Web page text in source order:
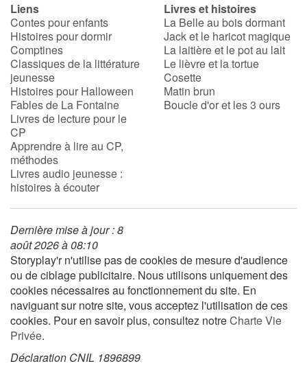
Liens
Contes pour enfants
Histoires pour dormir
Comptines
Classiques de la littérature
jeunesse
Histoires pour Halloween
Fables de La Fontaine
Livres de lecture pour le
CP
Apprendre à lire au CP,
méthodes
Livres audio jeunesse :
histoires à écouter
Livres et histoires
La Belle au bois dormant
Jack et le haricot magique
La laitière et le pot au lait
Le lièvre et la tortue
Cosette
Matin brun
Boucle d'or et les 3 ours
Dernière mise à jour : 8
août 2026 à 08:10
Storyplay'r n'utilise pas de cookies de mesure d'audience
ou de ciblage publicitaire. Nous utilisons uniquement des
cookies nécessaires au fonctionnement du site. En
naviguant sur notre site, vous acceptez l'utilisation de ces
cookies. Pour en savoir plus, consultez notreCharte Vie
Privée.
Déclaration CNIL 1896899